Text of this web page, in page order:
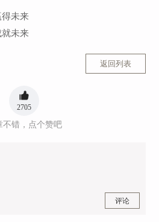
未来
未来
返回列表
2705
不错，点个赞吧
评论